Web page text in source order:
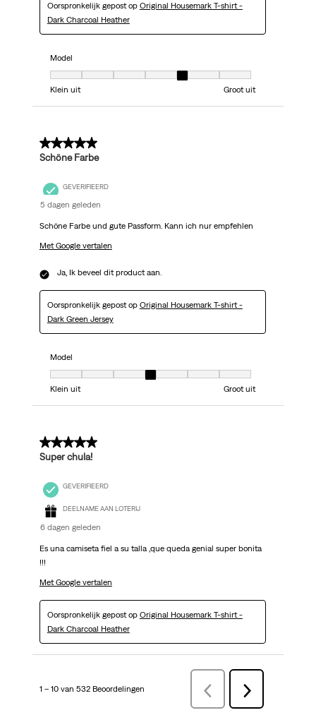
Oorspronkelijk gepost op Original Housemark T-shirt -
Dark Charcoal Heather
Model
Model, 5 van 7, waarbij 1 gelijk is aan Klein uit en 7 gelijk is aan Groot uit
Klein uit
Groot uit
5 van 5 sterren.
Schöne Farbe
GEVERIFIEERD
5 dagen geleden
Schöne Farbe und gute Passform. Kann ich nur empfehlen
Met Google vertalen
Ja, Ik beveel dit product aan.
Oorspronkelijk gepost op Original Housemark T-shirt -
Dark Green Jersey
Model
Model, 4 van 7, waarbij 1 gelijk is aan Klein uit en 7 gelijk is aan Groot uit
Klein uit
Groot uit
5 van 5 sterren.
Super chula!
GEVERIFIEERD
DEELNAME AAN LOTERIJ
6 dagen geleden
Es una camiseta fiel a su talla ,que queda genial super bonita
!!!
Met Google vertalen
Oorspronkelijk gepost op Original Housemark T-shirt -
Dark Charcoal Heather
1 – 10 van 532 Beoordelingen VorigeBeoordelingen
Volgende
Beoordelingen